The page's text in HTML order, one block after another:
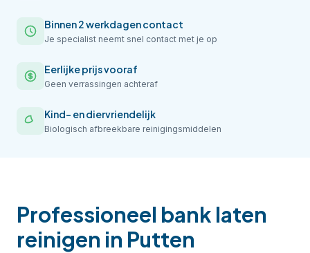
Binnen 2 werkdagen contact
Je specialist neemt snel contact met je op
Eerlijke prijs vooraf
Geen verrassingen achteraf
Kind- en diervriendelijk
Biologisch afbreekbare reinigingsmiddelen
Professioneel bank laten
reinigen in Putten